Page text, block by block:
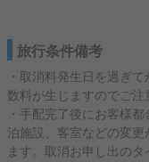
旅行条件備考
・取消料発生日を過ぎ
数料が生じますのでご注
・手配完了後にお客様
泊施設、客室などの変
ます。取消お申し出の